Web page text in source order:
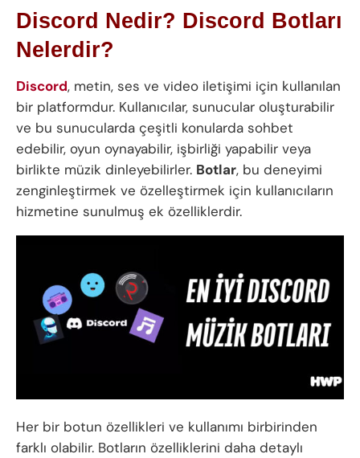
Discord Nedir? Discord Botları
Nelerdir?
Discord, metin, ses ve video iletişimi için kullanılan
bir platformdur. Kullanıcılar, sunucular oluşturabilir
ve bu sunucularda çeşitli konularda sohbet
edebilir, oyun oynayabilir, işbirliği yapabilir veya
birlikte müzik dinleyebilirler. Botlar, bu deneyimi
zenginleştirmek ve özelleştirmek için kullanıcıların
hizmetine sunulmuş ek özelliklerdir.
Her bir botun özellikleri ve kullanımı birbirinden
farklı olabilir. Botların özelliklerini daha detaylı